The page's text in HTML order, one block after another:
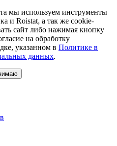
мы используем инструменты
и Roistat, а так же cookie-
сайт либо нажимая кнопку
на обработку
указанном в Политике в
данных.